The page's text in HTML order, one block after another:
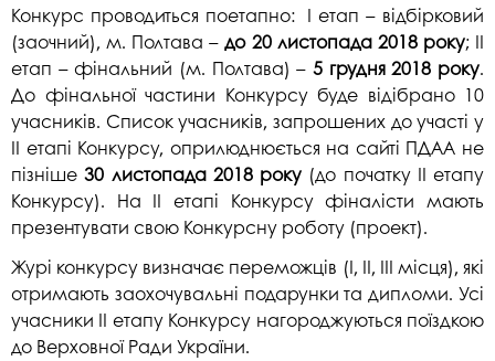
Конкурс проводиться поетапно: І етап – відбірковий
(заочний), м. Полтава –до 20листопада2018 року; ІІ
етап – фінальний (м. Полтава) – 5 грудня2018 року.
До фінальної частини Конкурсу буде відібрано 10
учасників. Список учасників, запрошених до участі у
ІІ етапі Конкурсу, оприлюднюється на сайті ПДАА не
пізніше 30 листопада 2018 року (до початку ІІ етапу
Конкурсу). На ІІ етапі Конкурсу фіналісти мають
презентувати свою Конкурсну роботу (проект).
Журі конкурсу визначає переможців (I, II, III місця), які
отримають заохочувальні подарунки та дипломи. Усі
учасники II етапу Конкурсу нагороджуються поїздкою
до Верховної Ради України.